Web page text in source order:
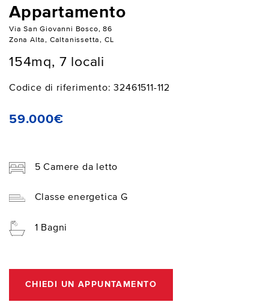
Appartamento
Via San Giovanni Bosco, 86
Zona Alta, Caltanissetta, CL
154mq, 7 locali
Codice di riferimento: 32461511-112
59.000€
5 Camere da letto
Classe energetica G
1 Bagni
CHIEDI UN APPUNTAMENTO